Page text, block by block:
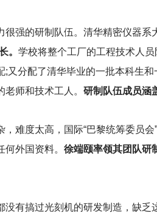
很强的研制队伍。清华精密仪器
。 学校将整个工厂的工程技术人
;又分配了清华毕业的一批本科生
师和技术工人。 研制队伍成员涵
，难度太高，国际“巴黎统筹委员
外国资料。 徐端颐率领其团队研
没有搞过光刻机的研发制造，缺